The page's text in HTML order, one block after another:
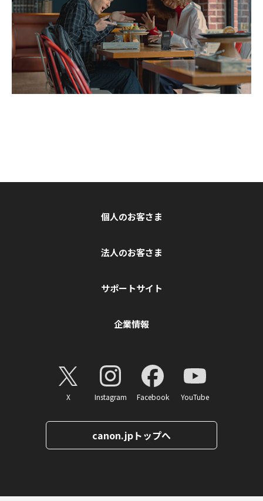
個人のお客さま
法人のお客さま
サポートサイト
企業情報
X Instagram Facebook YouTube
canon.jpトップへ